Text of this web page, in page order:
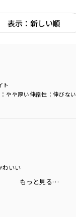
表示：新しい順
：やや厚い伸縮性 ：伸びない
ト
わいい
もっと見る…